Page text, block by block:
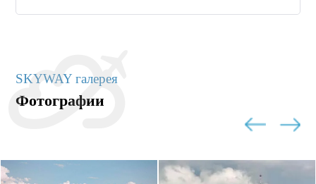
SKYWAY галерея
Фотографии